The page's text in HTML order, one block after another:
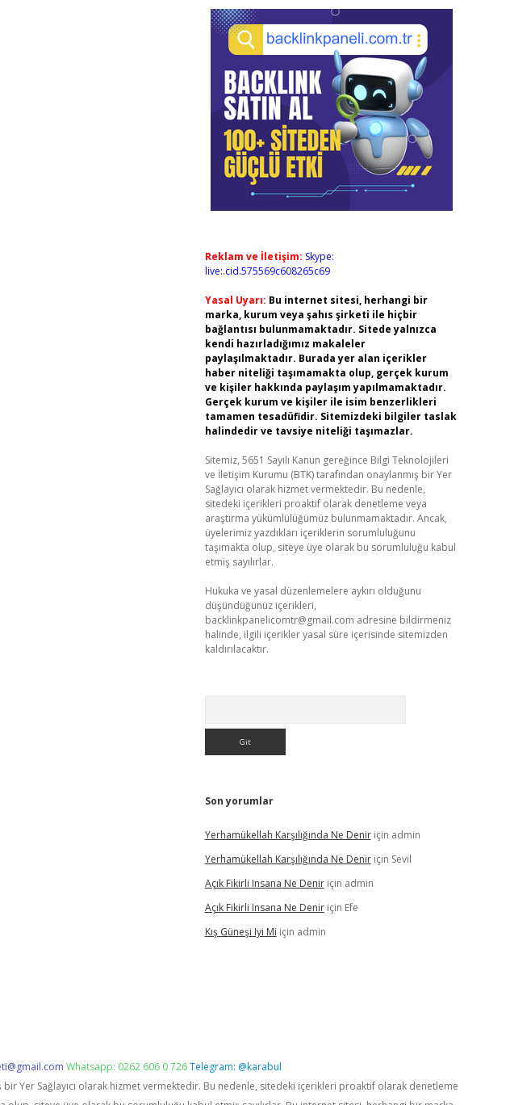
Reklam ve İletişim: Skype:
live:.cid.575569c608265c69
Yasal Uyarı: Bu internet sitesi, herhangi bir
marka, kurum veya şahıs şirketi ile hiçbir
bağlantısı bulunmamaktadır. Sitede yalnızca
kendi hazırladığımız makaleler
paylaşılmaktadır. Burada yer alan içerikler
haber niteliği taşımamakta olup, gerçek kurum
ve kişiler hakkında paylaşım yapılmamaktadır.
Gerçek kurum ve kişiler ile isim benzerlikleri
tamamen tesadüfidir. Sitemizdeki bilgiler taslak
halindedir ve tavsiye niteliği taşımazlar.
Sitemiz, 5651 Sayılı Kanun gereğince Bilgi Teknolojileri
ve İletişim Kurumu (BTK) tarafından onaylanmış bir Yer
Sağlayıcı olarak hizmet vermektedir. Bu nedenle,
sitedeki içerikleri proaktif olarak denetleme veya
araştırma yükümlülüğümüz bulunmamaktadır. Ancak,
üyelerimiz yazdıkları içeriklerin sorumluluğunu
taşımakta olup, siteye üye olarak bu sorumluluğu kabul
etmiş sayılırlar.
Hukuka ve yasal düzenlemelere aykırı olduğunu
düşündüğünüz içerikleri,
backlinkpanelicomtr@gmail.com adresine bildirmeniz
halinde, ilgili içerikler yasal süre içerisinde sitemizden
kaldırılacaktır.
Son yorumlar
Yerhamükellah Karşılığında Ne Deniriçin admin
Yerhamükellah Karşılığında Ne Deniriçin Sevil
Açık Fikirli Insana Ne Deniriçin admin
Açık Fikirli Insana Ne Deniriçin Efe
Kış Güneşi Iyi Mi için admin
Whatsapp: 0262 606 0 726Telegram: @karabul
bir Yer Sağlayıcı olarak hizmet vermektedir. Bu nedenle, sitedeki içerikleri proaktif olarak denetleme